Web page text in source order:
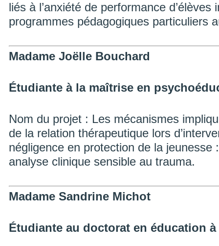
liés à l’anxiété de performance d’élèves
programmes pédagogiques particuliers
Madame Joëlle Bouchard
Étudiante à la maîtrise en
Nom du projet : Les mécanismes
de la relation thérapeutique lors
négligence en protection de la jeunesse :
analyse clinique sensible au trauma.
Madame Sandrine Michot
Étudiante au doctorat en éducation à